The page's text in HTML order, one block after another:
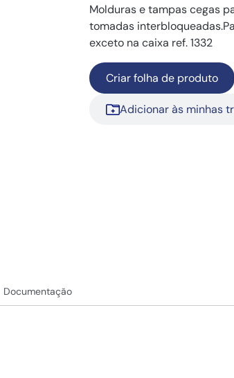
Molduras e tampas cegas
tomadas
exceto na caixa ref. 1332
Criar folha de produto
Adicionar às minhas
Documentação